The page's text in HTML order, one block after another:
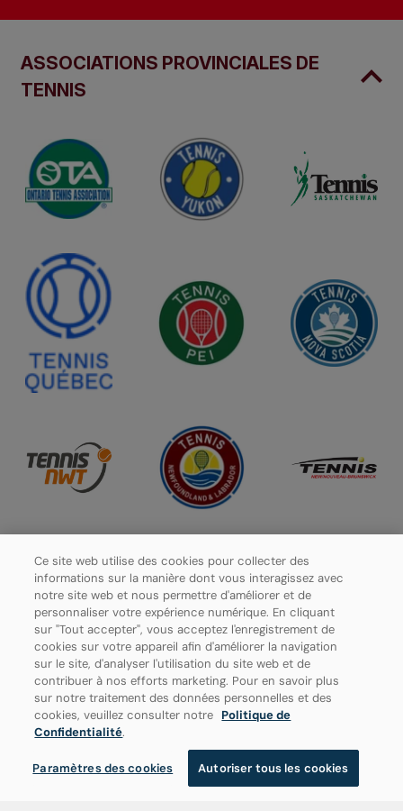
ASSOCIATIONS PROVINCIALES DE
TENNIS
Politique de confidentialité
Ce site web utilise des cookies pour collecter des
informations sur la manière dont vous interagissez avec
notre site web et nous permettre d'améliorer et de
personnaliser votre expérience numérique. En cliquant
sur "Tout accepter", vous acceptez l'enregistrement de
cookies sur votre appareil afin d'améliorer la navigation
sur le site, d'analyser l'utilisation du site web et de
contribuer à nos efforts marketing. Pour en savoir plus
sur notre traitement des données personnelles et des
cookies, veuillez consulter notre Politique de
Confidentialité.
Paramètres des cookies Autoriser tous les cookies